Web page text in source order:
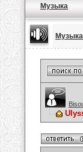
Музыка